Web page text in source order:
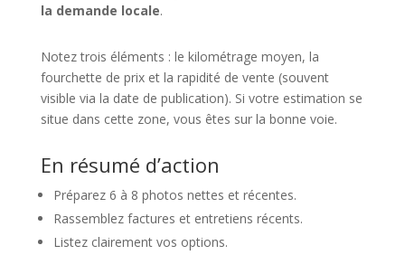
la demande locale.
Notez trois éléments : le kilométrage moyen, la
fourchette de prix et la rapidité de vente (souvent
visible via la date de publication). Si votre estimation se
situe dans cette zone, vous êtes sur la bonne voie.
En résumé d’action
Préparez 6 à 8 photos nettes et récentes.
Rassemblez factures et entretiens récents.
Listez clairement vos options.